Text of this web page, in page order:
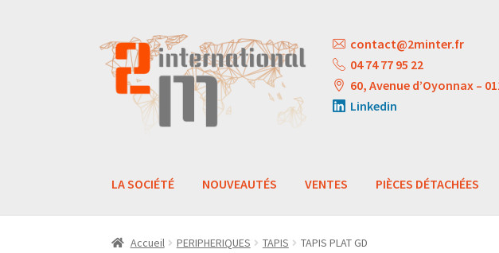
Aller
à
la
navigation
Aller
au
contenu
contact@2minter.fr
04 74 77 95 22
60, Avenue d’Oyonnax –
Linkedin
LA SOCIÉTÉ NOUVEAUTÉS VENTES PIÈCES DÉTACHÉES
Accueil PERIPHERIQUES TAPIS TAPIS PLAT GD